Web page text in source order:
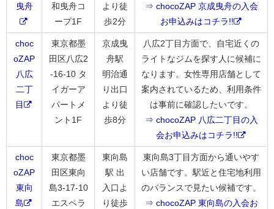
曳舟
和曳舟コ
ープ1F
より徒
歩2分
⇒ chocoZAP 京成曳舟の入会
お申込みはコチラ!!
choc
oZAP
八広
二丁
目
東京都墨
田区八広2
-16-10 タ
イガーア
パートメ
ント1F
京成曳
舟駅
明治通
り出口
より徒
歩8分
八広2丁目方面で、自宅近くの
ライトなジムを探す人に候補に
なります。女性専用店舗として
案内されているため、利用条件
は事前に確認したいです。
⇒ chocoZAP 八広二丁目の入
会お申込みはコチラ!!
choc
oZAP
東向
島
東京都墨
田区東向
島3-17-10
エスペラ
東向島
駅 出
入口よ
り徒歩
東向島3丁目方面から通いやす
い店舗です。駅近と住宅地利用
のバランスで見たい候補です。
⇒ chocoZAP 東向島の入会お